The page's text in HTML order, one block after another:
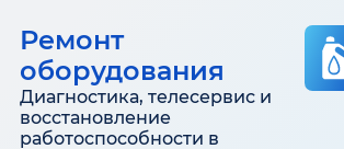
Ремонт
оборудования
Диагностика, телесервис и
восстановление
работоспособности в